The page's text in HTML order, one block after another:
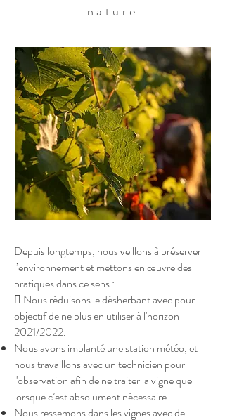
nature
Depuis longtemps, nous veillons à préserver
l’environnement et mettons en œuvre des
pratiques dans ce sens :
 Nous réduisons le désherbant avec pour
objectif de ne plus en utiliser à l'horizon
2021/2022.
Nous avons implanté une station météo, et
nous travaillons avec un technicien pour
l'observation afin de ne traiter la vigne que
lorsque c’est absolument nécessaire.
Nous ressemons dans les vignes avec de